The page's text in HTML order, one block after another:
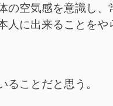
の空気感を意識し
人に出来ることをや
ことだと思う。